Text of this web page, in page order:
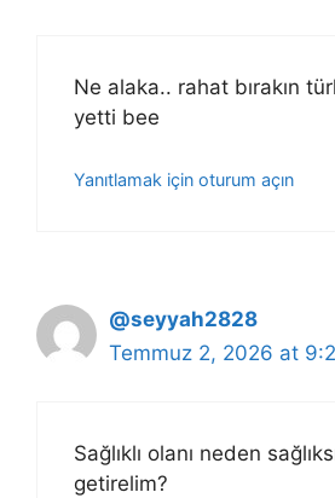
Ne alaka.. rahat bırakın
yetti bee
Yanıtlamak için oturum açın
@seyyah2828
Temmuz 2, 2026 at
Sağlıklı olanı neden
getirelim?